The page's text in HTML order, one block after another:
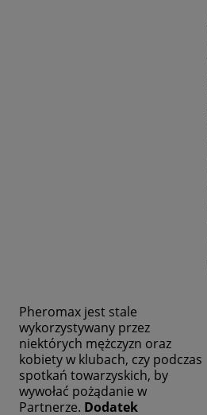
Pheromax jest stale
wykorzystywany przez
niektórych mężczyzn oraz
kobiety w klubach, czy podczas
spotkań towarzyskich, by
wywołać pożądanie w
Partnerze. Dodatek